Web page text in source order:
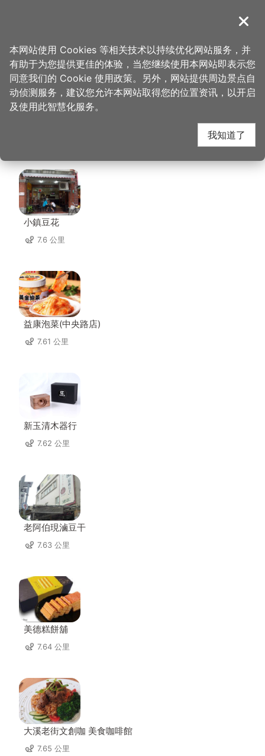
導覽
首页 > 想去的地方 > 马祖新村眷村文创园区
马祖新村眷村文创园区
周边店家
小鎮豆花
7.6 公里
益康泡菜(中央路店)
7.61 公里
新玉清木器行
7.62 公里
老阿伯現滷豆干
7.63 公里
美德糕餅舖
7.64 公里
大溪老街文創咖 美食咖啡館
7.65 公里
关闭
本网站使用 Cookies 等相关技术以持续优化网站服务，并
有助于为您提供更佳的体验，当您继续使用本网站即表示您
同意我们的 Cookie 使用政策。另外，网站提供周边景点自
动侦测服务，建议您允许本网站取得您的位置资讯，以开启
及使用此智慧化服务。
我知道了